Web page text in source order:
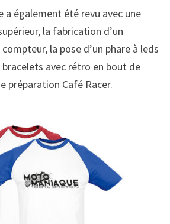
a également été revu avec une
la fabrication d’un
la pose d’un phare à leds
avec rétro en bout de
préparation Café Racer.